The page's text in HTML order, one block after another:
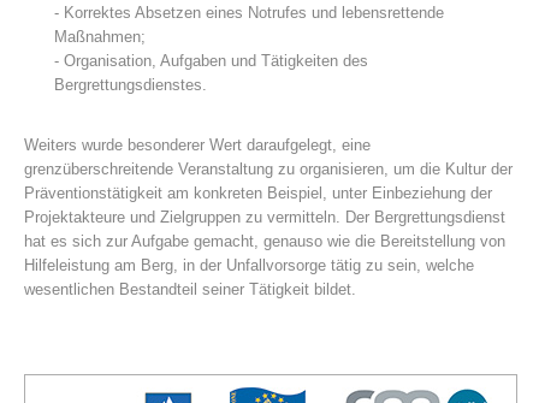
Mountain Rescue Stations
- Korrektes Absetzen eines Notrufes und lebensrettende
Maßnahmen;
- Organisation, Aufgaben und Tätigkeiten des
Bergrettungsdienstes.
Weiters wurde besonderer Wert daraufgelegt, eine
grenzüberschreitende Veranstaltung zu organisieren, um die Kultur der
Präventionstätigkeit am konkreten Beispiel, unter Einbeziehung der
Projektakteure und Zielgruppen zu vermitteln. Der Bergrettungsdienst
hat es sich zur Aufgabe gemacht, genauso wie die Bereitstellung von
Hilfeleistung am Berg, in der Unfallvorsorge tätig zu sein, welche
wesentlichen Bestandteil seiner Tätigkeit bildet.